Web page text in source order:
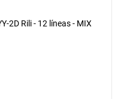
2D Rili - 12 líneas - MIX